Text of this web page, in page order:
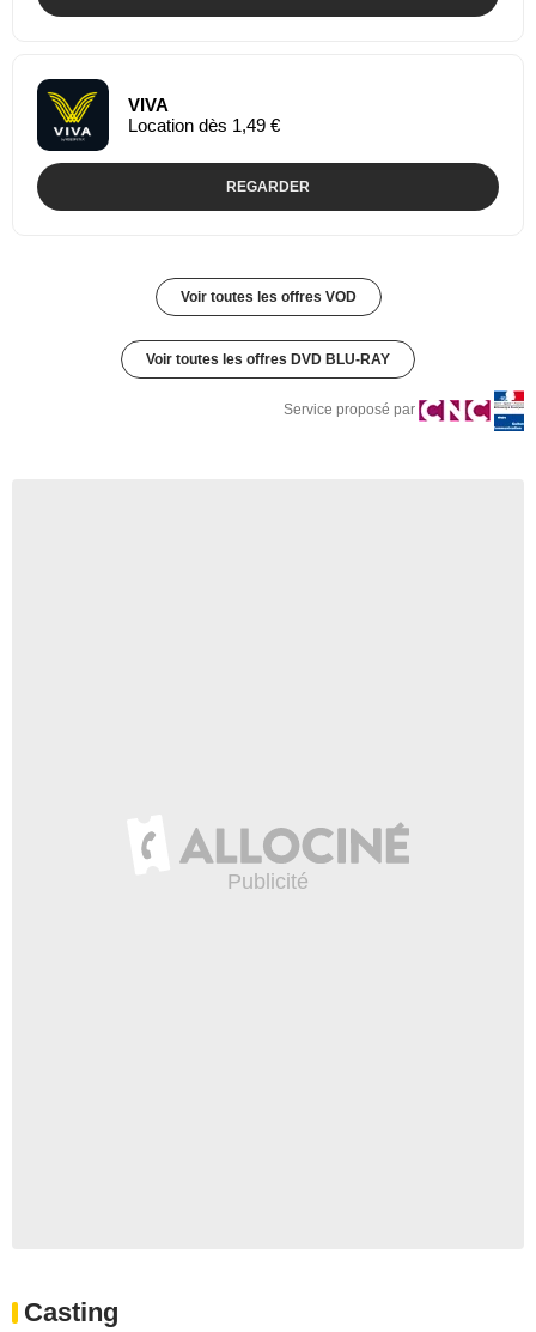
VIVA
Location dès 1,49 €
REGARDER
Voir toutes les offres VOD
Voir toutes les offres DVD BLU-RAY
Service proposé par
Casting